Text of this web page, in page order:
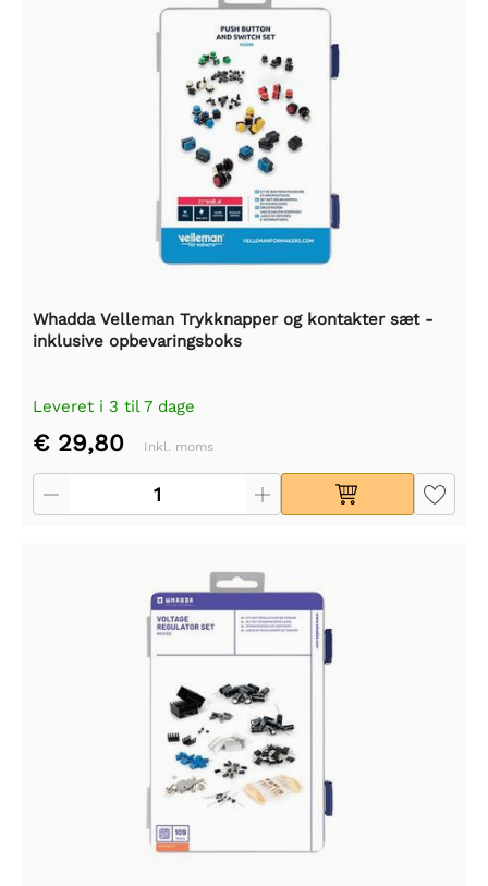
Whadda Velleman Trykknapper og kontakter sæt -
inklusive opbevaringsboks
Leveret i 3 til 7 dage
€ 29,80 Inkl. moms